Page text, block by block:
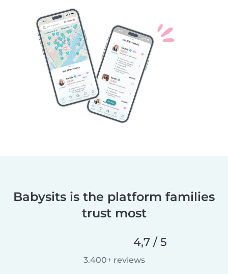
Babysits is the platform families
trust most
4,7 / 5
3.400+ reviews